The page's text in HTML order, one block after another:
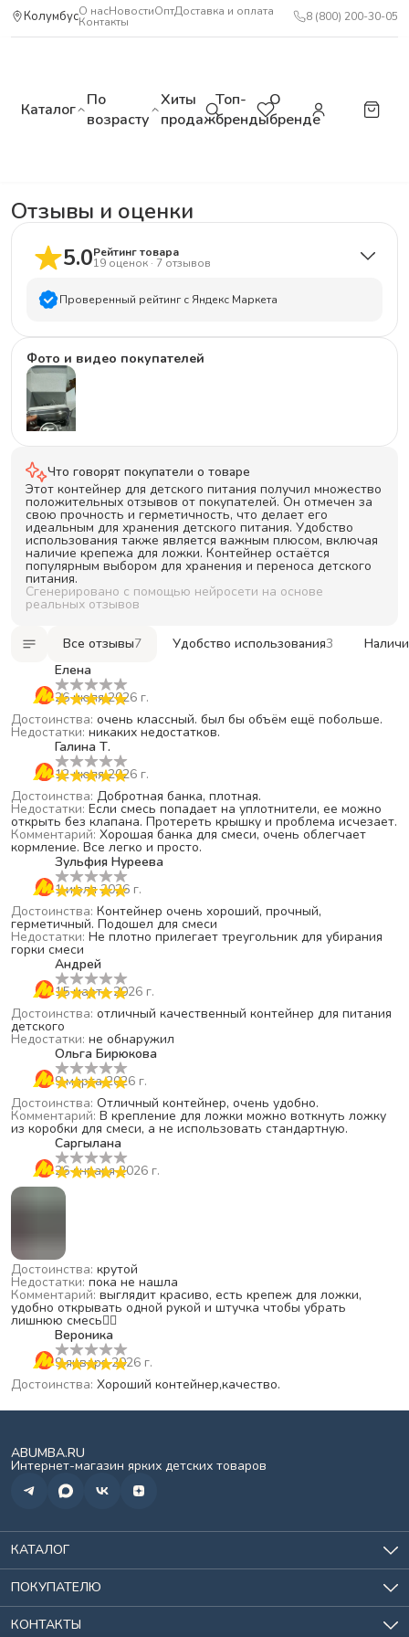
КолумбусО насНовостиОптДоставка и оплата
Контакты 8 (800) 200-30-05
Каталог По
возрасту
Хиты
продаж
Топ-
бренды
О
бренде
Отзывы и оценки
5.0Рейтинг товара
19 оценок · 7 отзывов
Проверенный рейтинг с Яндекс Маркета
5 звёзд
19
4 звезды
3 звезды
2 звезды
1 звезда
Фото и видео покупателей
Что говорят покупатели о товаре
Этот контейнер для детского питания получил множество
положительных отзывов от покупателей. Он отмечен за
свою прочность и герметичность, что делает его
идеальным для хранения детского питания. Удобство
использования также является важным плюсом, включая
наличие крепежа для ложки. Контейнер остаётся
популярным выбором для хранения и переноса детского
питания.
Сгенерировано с помощью нейросети на основе
реальных отзывов
Все отзывы7 Удобство использования3
Елена
26 июля 2026 г.
Достоинства: очень классный. был бы объём ещё побольше.
Недостатки: никаких недостатков.
Галина Т.
12 июля 2026 г.
Достоинства: Добротная банка, плотная.
Недостатки: Если смесь попадает на уплотнители, ее можно
открыть без клапана. Протереть крышку и проблема исчезает.
Комментарий: Хорошая банка для смеси, очень облегчает
кормление. Все легко и просто.
Зульфия Нуреева
1 июля 2026 г.
Достоинства: Контейнер очень хороший, прочный,
герметичный. Подошел для смеси
Недостатки: Не плотно прилегает треугольник для убирания
горки смеси
Андрей
15 марта 2026 г.
Достоинства: отличный качественный контейнер для питания
детского
Недостатки: не обнаружил
Ольга Бирюкова
9 марта 2026 г.
Достоинства: Отличный контейнер, очень удобно.
Комментарий: В крепление для ложки можно воткнуть ложку
из коробки для смеси, а не использовать стандартную.
Саргылана
26 января 2026 г.
Достоинства: крутой
Недостатки: пока не нашла
Комментарий: выглядит красиво, есть крепеж для ложки,
удобно открывать одной рукой и штучка чтобы убрать
лишнюю смесь❤️‍🔥
Вероника
9 января 2026 г.
Достоинства: Хороший контейнер,качество.
ABUMBA.RU
Интернет-магазин ярких детских товаров
КАТАЛОГ
Игрушки
Для кормления
Хранение
Спорт и отдых
ПОКУПАТЕЛЮ
О нас
История заказов
КОНТАКТЫ